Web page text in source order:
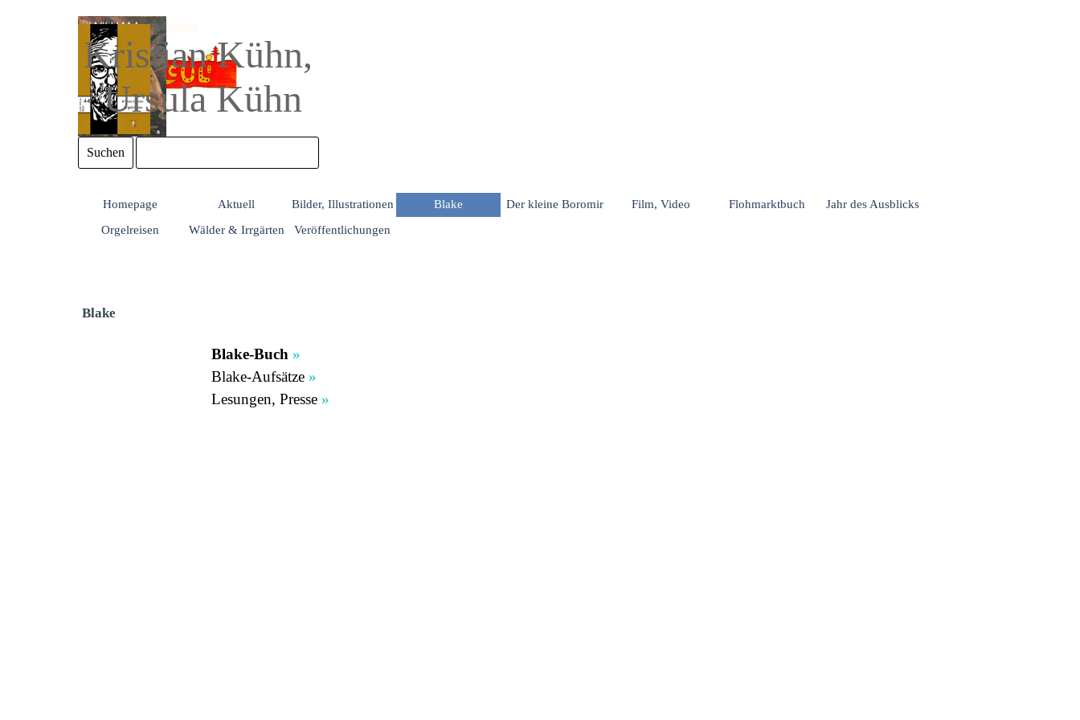
Kristian Kühn,
Ursula Kühn
Suchen
Menü überspringen
Homepage Aktuell Bilder, Illustrationen Blake Der kleine Boromir Film, Video Flohmarktbuch
Jahr des Ausblicks
Orgelreisen
Wälder & Irrgärten Veröffentlichungen
Blake
Blake-Buch »
Blake-Aufsätze »
Lesungen, Presse »